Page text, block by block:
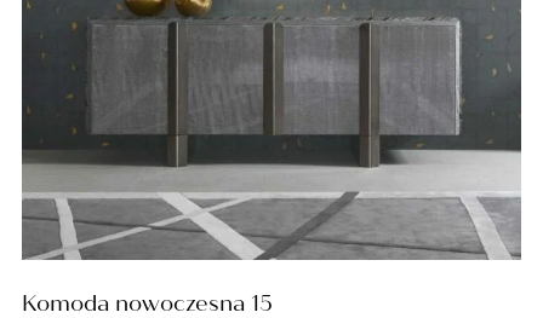
Komoda nowoczesna 15